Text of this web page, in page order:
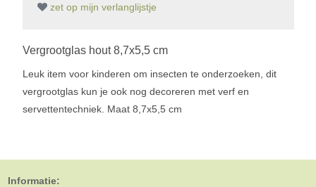
zet op mijn verlanglijstje
Vergrootglas hout 8,7x5,5 cm
Leuk item voor kinderen om insecten te onderzoeken, dit
vergrootglas kun je ook nog decoreren met verf en
servettentechniek. Maat 8,7x5,5 cm
Informatie: